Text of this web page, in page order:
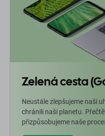
Zelená cesta
Neustále zlepšujeme naši
chránili naši planetu.
přizpůsobujeme naše